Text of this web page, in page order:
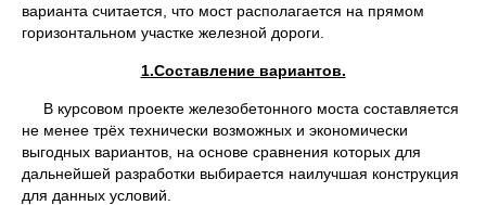
варианта считается, что мост располагается на прямом
горизонтальном участке железной дороги.
1.Составление вариантов.
В курсовом проекте железобетонного моста составляется
не менее трёх технически возможных и экономически
выгодных вариантов, на основе сравнения которых для
дальнейшей разработки выбирается наилучшая конструкция
для данных условий.